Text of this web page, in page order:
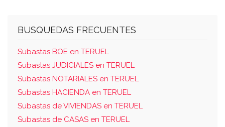
BUSQUEDAS FRECUENTES
Subastas BOE en TERUEL
Subastas JUDICIALES en TERUEL
Subastas NOTARIALES en TERUEL
Subastas HACIENDA en TERUEL
Subastas de VIVIENDAS en TERUEL
Subastas de CASAS en TERUEL